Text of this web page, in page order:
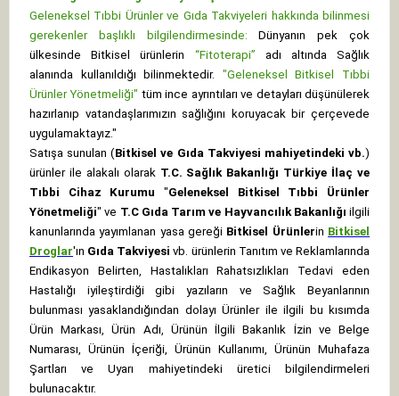
Geleneksel Tıbbi Ürünler ve Gıda Takviyeleri hakkında bilinmesi
gerekenler başlıklı bilgilendirmesinde:
Dünyanın pek çok
ülkesinde Bitkisel ürünlerin “Fitoterapi” adı altında Sağlık
alanında kullanıldığı bilinmektedir. "Geleneksel Bitkisel Tıbbi
Ürünler Yönetmeliği" tüm ince ayrıntıları ve detayları düşünülerek
hazırlanıp vatandaşlarımızın sağlığını koruyacak bir çerçevede
uygulamaktayız."
Satışa sunulan (Bitkisel ve Gıda Takviyesi mahiyetindeki vb.)
ürünler ile alakalı olarak T.C. Sağlık Bakanlığı Türkiye İlaç ve
Tıbbi Cihaz Kurumu "Geleneksel Bitkisel Tıbbi Ürünler
Yönetmeliği" ve T.C Gıda Tarım ve Hayvancılık Bakanlığı ilgili
kanunlarında yayımlanan yasa gereği Bitkisel Ürünlerin Bitkisel
Droglar'ın Gıda Takviyesi vb. ürünlerin Tanıtım ve Reklamlarında
Endikasyon Belirten, Hastalıkları Rahatsızlıkları Tedavi eden
Hastalığı iyileştirdiği gibi yazıların ve Sağlık Beyanlarının
bulunması yasaklandığından dolayı Ürünler ile ilgili bu kısımda
Ürün Markası, Ürün Adı, Ürünün İlgili Bakanlık İzin ve Belge
Numarası, Ürünün İçeriği, Ürünün Kullanımı, Ürünün Muhafaza
Şartları ve Uyarı mahiyetindeki üretici bilgilendirmeleri
bulunacaktır.